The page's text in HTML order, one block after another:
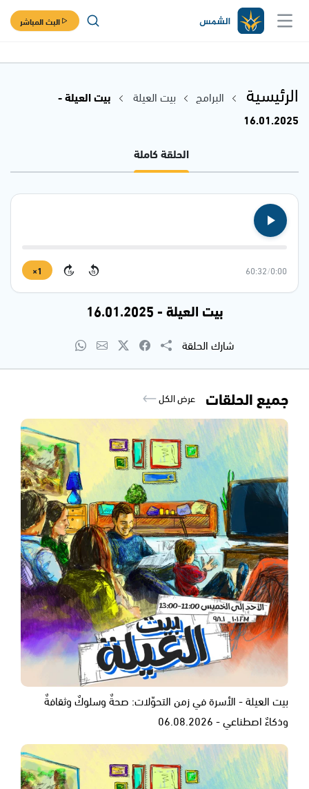
البث المباشر
الرئيسية البرامج بيت العيلة
بيت العيلة -
16.01.2025
الحلقة كاملة
0:00
/
60:32
15
15
1×
بيت العيلة - 16.01.2025
شارك الحلقة
جميع الحلقات عرض الكل
بيت العيلة - الأسرة في زمن التحوّلات: صحةٌ وسلوكٌ وثقافةٌ
وذكاءٌ اصطناعي - 06.08.2026